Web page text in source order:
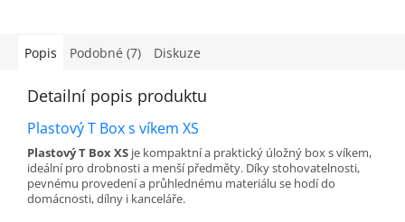
Popis Podobné (7) Diskuze
Detailní popis produktu
Plastový T Box s víkem XS
Plastový T Box XS je kompaktní a praktický úložný box s víkem,
ideální pro drobnosti a menší předměty. Díky stohovatelnosti,
pevnému provedení a průhlednému materiálu se hodí do
domácnosti, dílny i kanceláře.